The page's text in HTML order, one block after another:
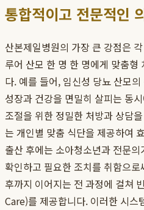
통합적이고 전문적인
산본제일병원의 가장 큰 강점은
루어 산모 한 명 한 명에게 맞춤형
다. 예를 들어, 임신성 당뇨 산모
성장과 건강을 면밀히 살피는 동
조절을 위한 정밀한 처방과 상담
는 개인별 맞춤 식단을 제공하여
출산 후에는 소아청소년과 전문
확인하고 필요한 조치를 취함으
후까지 이어지는 전 과정에 걸쳐
Care)를 제공합니다. 이러한 시스